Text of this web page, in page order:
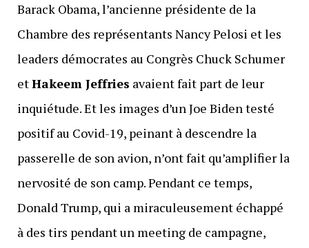
Barack Obama, l’ancienne présidente de la
Chambre des représentants Nancy Pelosi et les
leaders démocrates au Congrès Chuck Schumer
etHakeem Jeffries avaient fait part de leur
inquiétude. Et les images d’un Joe Biden testé
positif au Covid-19, peinant à descendre la
passerelle de son avion, n’ont fait qu’amplifier la
nervosité de son camp. Pendant ce temps,
Donald Trump, qui a miraculeusement échappé
à des tirs pendant un meeting de campagne,